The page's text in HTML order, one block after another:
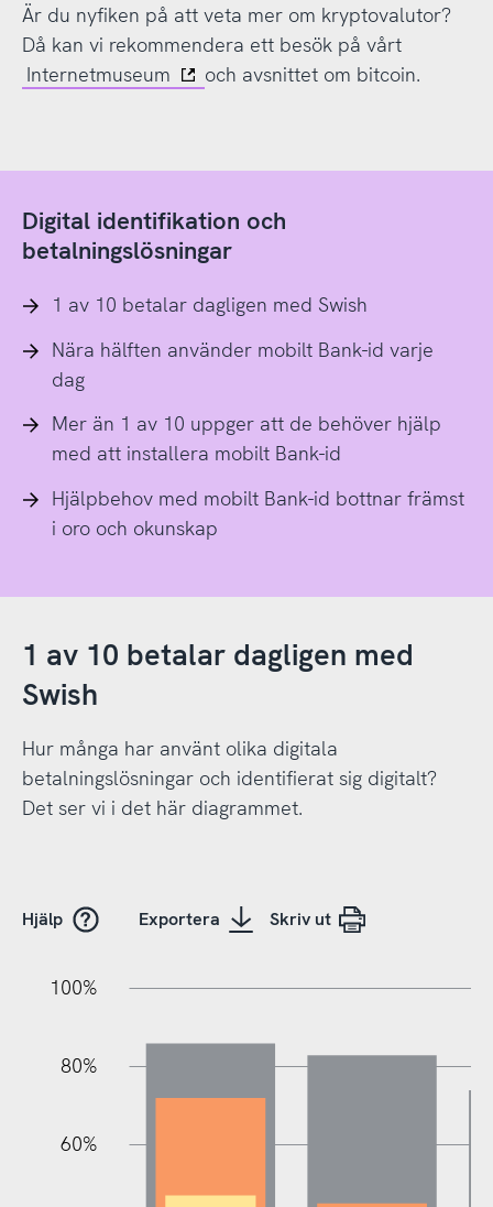
Är du nyfiken på att veta mer om kryptovalutor?
Då kan vi rekommendera ett besök på vårt
Internetmuseum
och avsnittet om bitcoin.
Digital identifikation och
betalningslösningar
1 av 10 betalar dagligen med Swish
Nära hälften använder mobilt Bank-id varje
dag
Mer än 1 av 10 uppger att de behöver hjälp
med att installera mobilt Bank-id
Hjälpbehov med mobilt Bank-id bottnar främst
i oro och okunskap
1 av 10 betalar dagligen med
Swish
Hur många har använt olika digitala
betalningslösningar och identifierat sig digitalt?
Det ser vi i det här diagrammet.
Hjälp Exportera Skriv ut
100%
80%
60%